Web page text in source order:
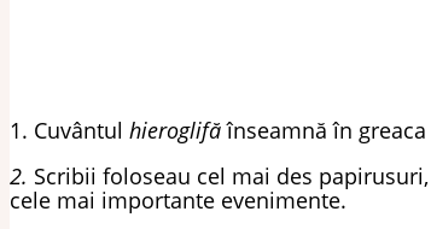
1. Cuvântul hieroglifăînseamnă în greaca
2. Scribii foloseau cel mai des
cele mai importante evenimente.